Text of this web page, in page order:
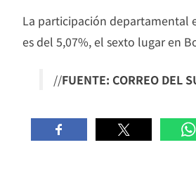
La participación departamental
es del 5,07%, el sexto lugar en
//FUENTE: CORREO DEL